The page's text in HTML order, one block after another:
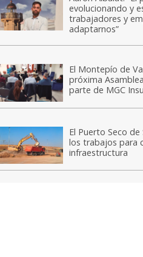
evolucionando y
trabajadores y
adaptarnos”
El Montepío de
próxima
parte de MGC
El Puerto Seco de
los trabajos para
infraestructura